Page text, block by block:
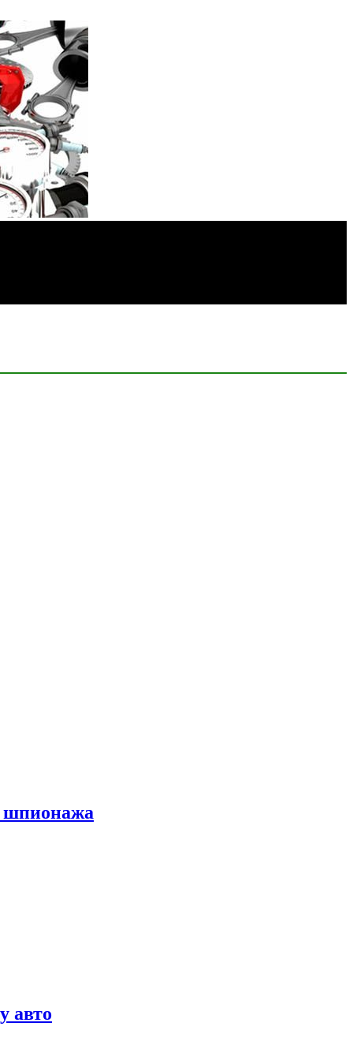
шпионажа
авто